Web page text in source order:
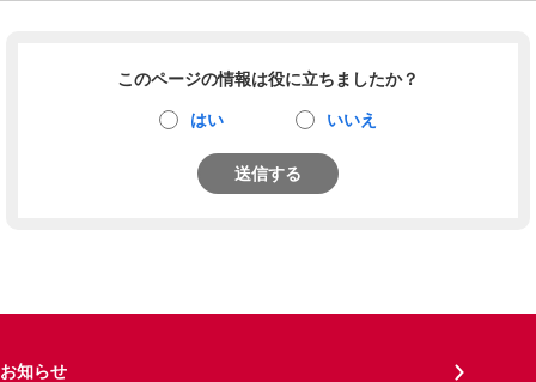
このページの情報は役に立ちましたか？
はい いいえ
送信する
お知らせ